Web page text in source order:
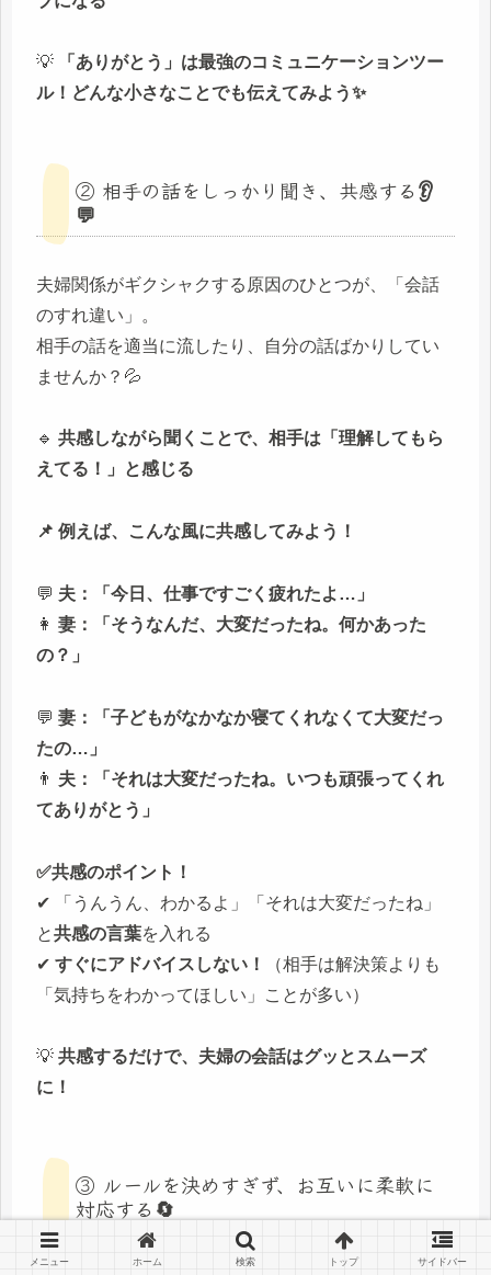
💡
「ありがとう」は最強のコミュニケーションツー
ル！どんな小さなことでも伝えてみよう✨
② 相手の話をしっかり聞き、共感する👂
💬
夫婦関係がギクシャクする原因のひとつが、「会話
のすれ違い」。
相手の話を適当に流したり、自分の話ばかりしてい
ませんか？💦
🔹 共感しながら聞くことで、相手は「理解してもら
えてる！」と感じる
📌 例えば、こんな風に共感してみよう！
💬 夫：「今日、仕事ですごく疲れたよ…」
👩 妻：「そうなんだ、大変だったね。何かあった
の？」
💬 妻：「子どもがなかなか寝てくれなくて大変だっ
たの…」
👨 夫：「それは大変だったね。いつも頑張ってくれ
てありがとう」
✅共感のポイント！
✔ 「うんうん、わかるよ」「それは大変だったね」
と共感の言葉を入れる
✔ すぐにアドバイスしない！
（相手は解決策よりも
「気持ちをわかってほしい」ことが多い）
💡 共感するだけで、夫婦の会話はグッとスムーズ
に！
③ ルールを決めすぎず、お互いに柔軟に
対応する🔄
メニュー ホーム 検索 トップ サイドバー